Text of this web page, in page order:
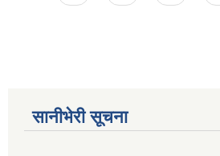
सानीभेरी सूचना